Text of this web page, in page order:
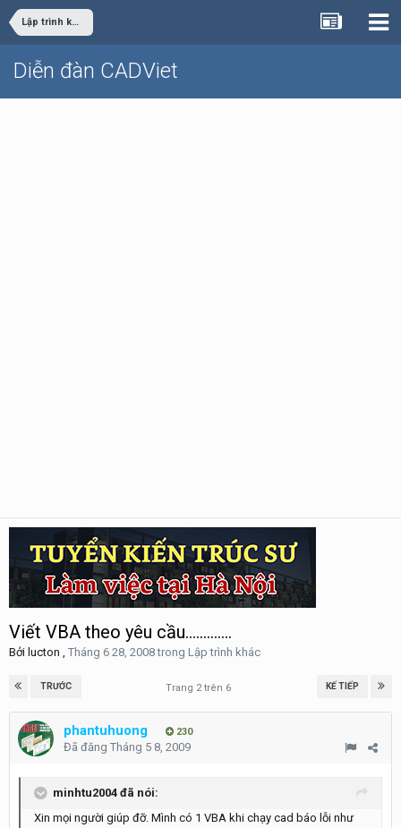
Lập trình khác
Diễn đàn CADViet
Viết VBA theo yêu cầu.............
Bởi lucton , Tháng 6 28, 2008trong Lập trình khác
TRƯỚC KẾ TIẾP
Trang 2 trên 6
phantuhuong 230
Đã đăng Tháng 5 8, 2009
minhtu2004 đã nói:
Xin mọi người giúp đỡ. Mình có 1 VBA khi chạy cad báo lỗi như